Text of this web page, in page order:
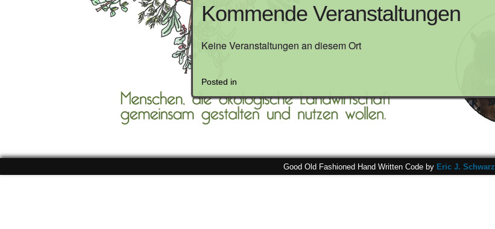
Kommende Veranstaltungen
Keine Veranstaltungen an diesem Ort
Posted in
Good Old Fashioned Hand Written Code by Eric J. Schwarz